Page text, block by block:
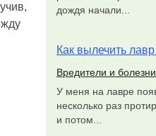
дождя начали...
Как вылечить
Вредители и
У меня на лавре
несколько раз
и потом...